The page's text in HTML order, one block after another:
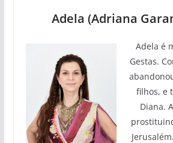
Adela (Adriana
Adela é
Gestas.
filhos, e
Diana.